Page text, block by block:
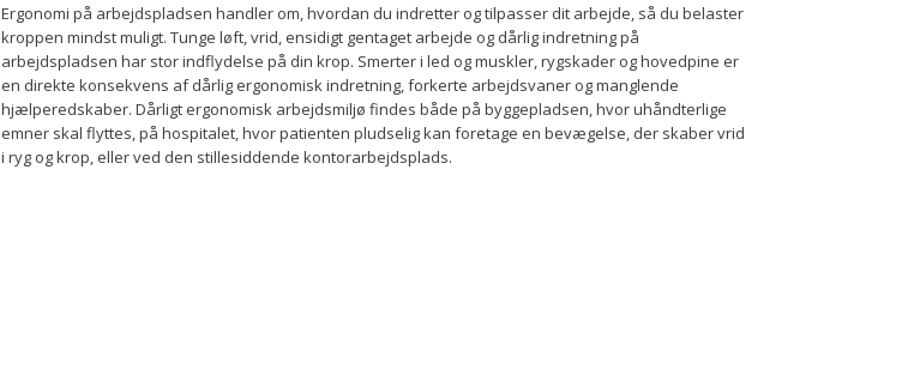
Ergonomi på arbejdspladsen handler om, hvordan du indretter og tilpasser dit arbejde, så du belaster
kroppen mindst muligt. Tunge løft, vrid, ensidigt gentaget arbejde og dårlig indretning på
arbejdspladsen har stor indflydelse på din krop. Smerter i led og muskler, rygskader og hovedpine er
en direkte konsekvens af dårlig ergonomisk indretning, forkerte arbejdsvaner og manglende
hjælperedskaber. Dårligt ergonomisk arbejdsmiljø findes både på byggepladsen, hvor uhåndterlige
emner skal flyttes, på hospitalet, hvor patienten pludselig kan foretage en bevægelse, der skaber vrid
i ryg og krop, eller ved den stillesiddende kontorarbejdsplads.